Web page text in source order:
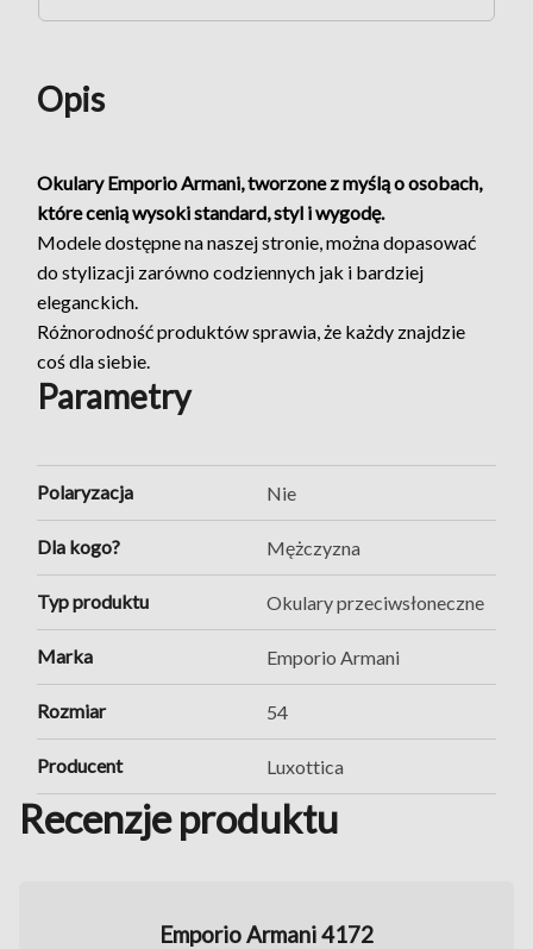
Opis
Okulary Emporio Armani, tworzone z myślą o osobach,
które cenią wysoki standard, styl i wygodę.
Modele dostępne na naszej stronie, można dopasować
do stylizacji zarówno codziennych jak i bardziej
eleganckich.
Różnorodność produktów sprawia, że każdy znajdzie
coś dla siebie.
Parametry
Polaryzacja Nie
Dla kogo? Mężczyzna
Typ produktu Okulary przeciwsłoneczne
Marka Emporio Armani
Rozmiar 54
Producent Luxottica
Recenzje produktu
Emporio Armani 4172